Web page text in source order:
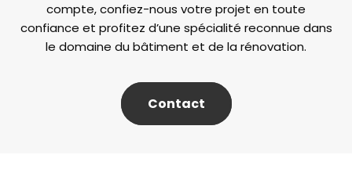
compte, confiez-nous votre projet en toute
confiance et profitez d’une spécialité reconnue dans
le domaine du bâtiment et de la rénovation.
Contact